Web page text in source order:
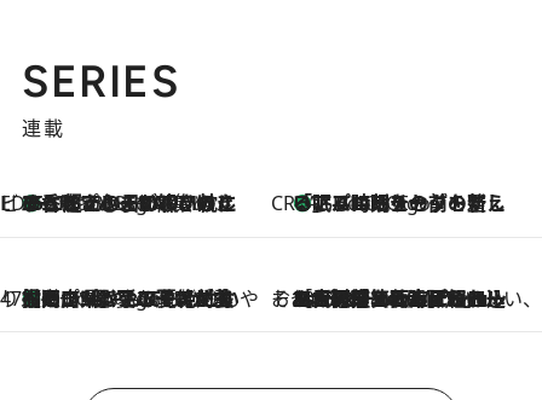
SERIES
連載
ビューティいいもの集め EDITORS' BEST
2 Hours Ago
35℃超えの日の夜、枕にひと吹き！ BAUMのルームスプレーが、ひのきの香りで心まで解きほぐす CREA'S CHOICE
2 Hours Ago
「眠る時刻をセットする」——眠りの前を整える、バルミューダの新しいアプローチ
47都道府県の手みやげ ひんやりスイーツで夏を満喫
2 Hours Ago
【岡山県】この夏絶対食べたい 冷やしておいしいおやつ3選 フルーツが主役のプリンやアイスが勢揃い そおだよおこの関西おいしい、おやつ紀行
2026.8.9
［大阪府箕面市］一皿一皿目の前で仕上げられる、料理を巧みに組み込んだアシェットデセールコース「ミチル アシェット デセール（Michiru assiette dessert）」